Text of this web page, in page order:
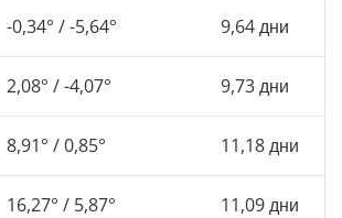
-0,34° / -5,64° 9,64 дни
2,08° / -4,07° 9,73 дни
8,91° / 0,85° 11,18 дни
16,27° / 5,87° 11,09 дни